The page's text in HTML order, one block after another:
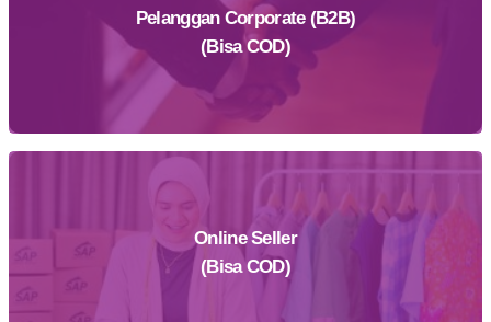
Pelanggan Corporate (B2B)
(Bisa COD)
Daftar Sekarang
Online Seller
(Bisa COD)